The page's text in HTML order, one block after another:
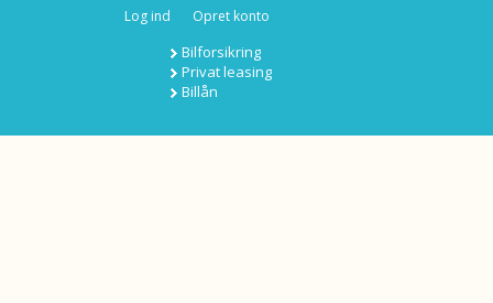
Log ind Opret konto
Bilforsikring
Privat leasing
Billån